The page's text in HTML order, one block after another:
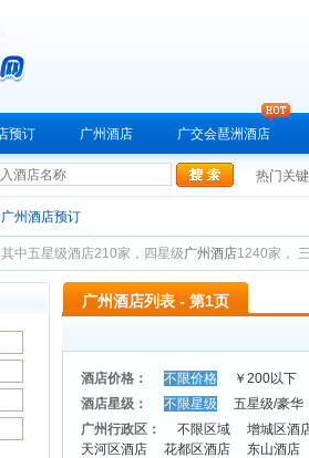
预订 广州酒店 广交会琶洲酒店
热门关
广州酒店预订
中五星级酒店210家，四星级广州酒店1240家，
广州酒店列表 - 第1页
酒店价格： 不限价格
￥200以下
酒店星级：
不限星级
五星级/豪华
广州行政区：
不限区域
增城区酒
天河区酒店
花都区酒店
东山酒店